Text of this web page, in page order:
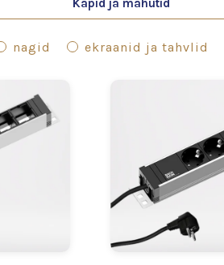
Kapid ja mahutid
nagid ekraanid ja tahvlid